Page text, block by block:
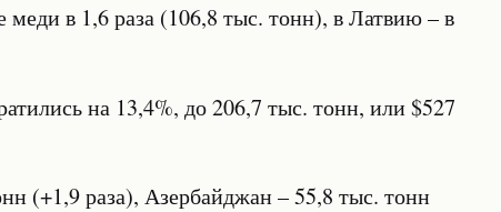
в 1,6 раза (106,8 тыс. тонн), в Латвию – в
на 13,4%, до 206,7 тыс. тонн, или $527
(+1,9 раза), Азербайджан – 55,8 тыс. тонн